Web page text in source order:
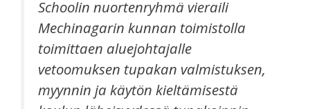
Schoolin nuortenryhmä vieraili
Mechinagarin kunnan toimistolla
toimittaen aluejohtajalle
vetoomuksen tupakan valmistuksen,
myynnin ja käytön kieltämisestä